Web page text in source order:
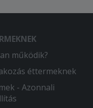
kiszállítás.
volt
van
működik?
éttermeknek
- Azonnali